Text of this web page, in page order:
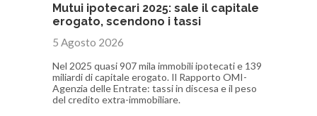
Mutui ipotecari 2025: sale il capitale
erogato, scendono i tassi
5 Agosto 2026
Nel 2025 quasi 907 mila immobili ipotecati e 139
miliardi di capitale erogato. Il Rapporto OMI-
Agenzia delle Entrate: tassi in discesa e il peso
del credito extra-immobiliare.